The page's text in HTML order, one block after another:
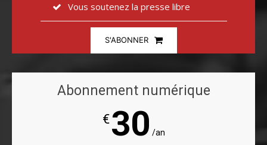
Vous soutenez la presse libre
S'ABONNER
Abonnement numérique
€30 /an